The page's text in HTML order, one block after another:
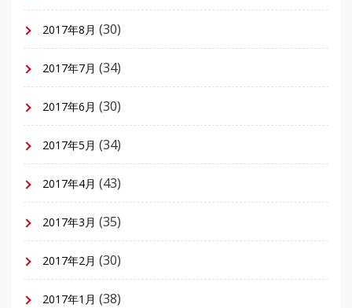
2017年8月 (30)
2017年7月 (34)
2017年6月 (30)
2017年5月 (34)
2017年4月 (43)
2017年3月 (35)
2017年2月 (30)
2017年1月 (38)